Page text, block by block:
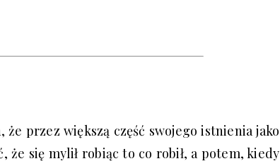
że przez większą część swojego istnienia jako
że się mylił robiąc to co robił, a potem, kiedy